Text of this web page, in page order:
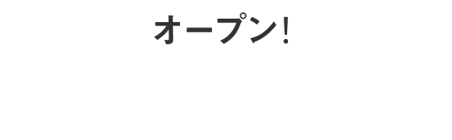
オープン！